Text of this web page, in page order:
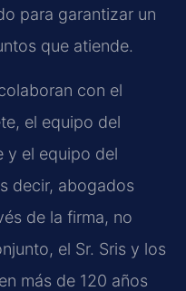
para garantizar un
que atiende.
con el
el equipo del
y el equipo del
decir, abogados
de la firma, no
el Sr. Sris y los
más de 120 años